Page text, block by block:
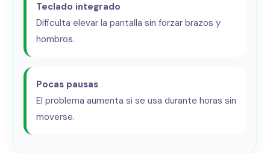
Teclado integrado
Dificulta elevar la pantalla sin forzar brazos y
hombros.
Pocas pausas
El problema aumenta si se usa durante horas sin
moverse.